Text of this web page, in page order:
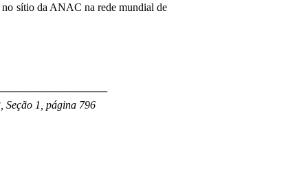
no sítio da ANAC na rede mundial de
Seção 1, página 796